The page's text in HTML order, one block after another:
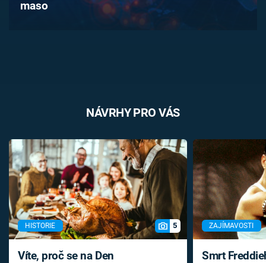
maso
NÁVRHY PRO VÁS
HISTORIE 5
Víte, proč se na Den
ZAJÍMAVOSTI
Smrt